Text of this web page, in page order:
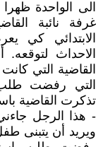
غرفة نائبة
الابتدائي كي
الاحداث
القاضية التي
التي رفضت
تذكرت القاضية
- هذا الرجل
ويريد أن يتبنى